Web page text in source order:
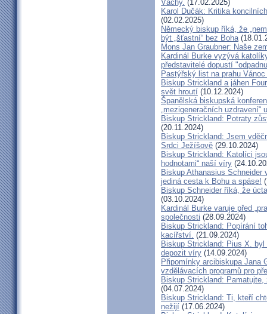
Váchy. (17.02.2025)
Karol Dučák: Kritika
(02.02.2025)
Německý biskup říká, že
být „šťastní“ bez Boha
Mons Jan Graubner: Naše
Kardinál Burke vyzývá
představitelé dopustí
Pastýřský list na prahu
Biskup Strickland a jáhen
svět hroutí (10.12.2024)
Španělská biskupská
„mezigeneračních
Biskup Strickland: Potraty
(20.11.2024)
Biskup Strickland: Jsem
Srdci Ježíšově (29.10.2024)
Biskup Strickland: Katolíci
hodnotami“ naší víry
Biskup Athanasius
jediná cesta k Bohu a spáse!
Biskup Schneider říká, že
(03.10.2024)
Kardinál Burke varuje před
společnosti (28.09.2024)
Biskup Strickland: Popírání
kacířství. (21.09.2024)
Biskup Strickland: Pius X.
depozit víry (14.09.2024)
Připomínky arcibiskupa Jana
vzdělávacích programů pro
Biskup Strickland:
(04.07.2024)
Biskup Strickland: Ti, kteří
nežijí (17.06.2024)